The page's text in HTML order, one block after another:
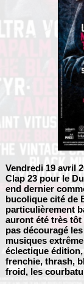
Vendredi 19 avril
Clap 23 pour le
end dernier
bucolique cité de
particulièrement
auront été très tôt
pas découragé
musiques
éclectique
frenchie, thrash,
froid, les